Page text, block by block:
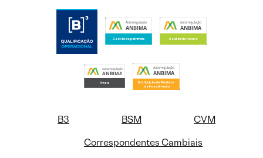
B3 BSM
CVM
Correspondentes Cambiais